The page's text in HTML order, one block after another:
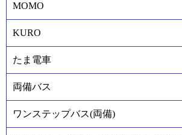
MOMO
KURO
たま電車
両備バス
ワンステップバス(両備)